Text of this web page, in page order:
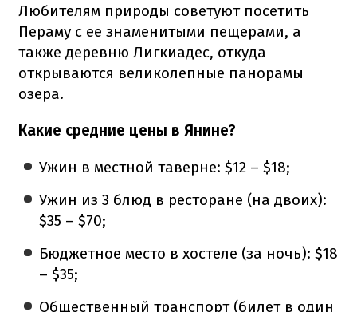
Любителям природы советуют посетить
Пераму с ее знаменитыми пещерами, а
также деревню Лигкиадес, откуда
открываются великолепные панорамы
озера.
Какие средние цены в Янине?
Ужин в местной таверне: $12 – $18;
Ужин из 3 блюд в ресторане (на двоих):
$35 – $70;
Бюджетное место в хостеле (за ночь): $18
– $35;
Общественный транспорт (билет в один